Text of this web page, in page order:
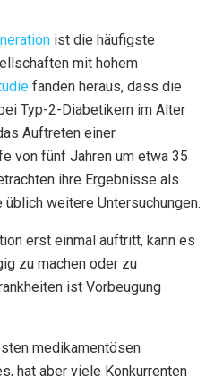
ist die häufigste
mit hohem
fanden heraus, dass die
Typ-2-Diabetikern im Alter
Auftreten einer
von fünf Jahren um etwa 35
ihre Ergebnisse als
weitere Untersuchungen.
erst einmal auftritt, kann es
zu machen oder zu
ist Vorbeugung
medikamentösen
hat aber viele Konkurrenten